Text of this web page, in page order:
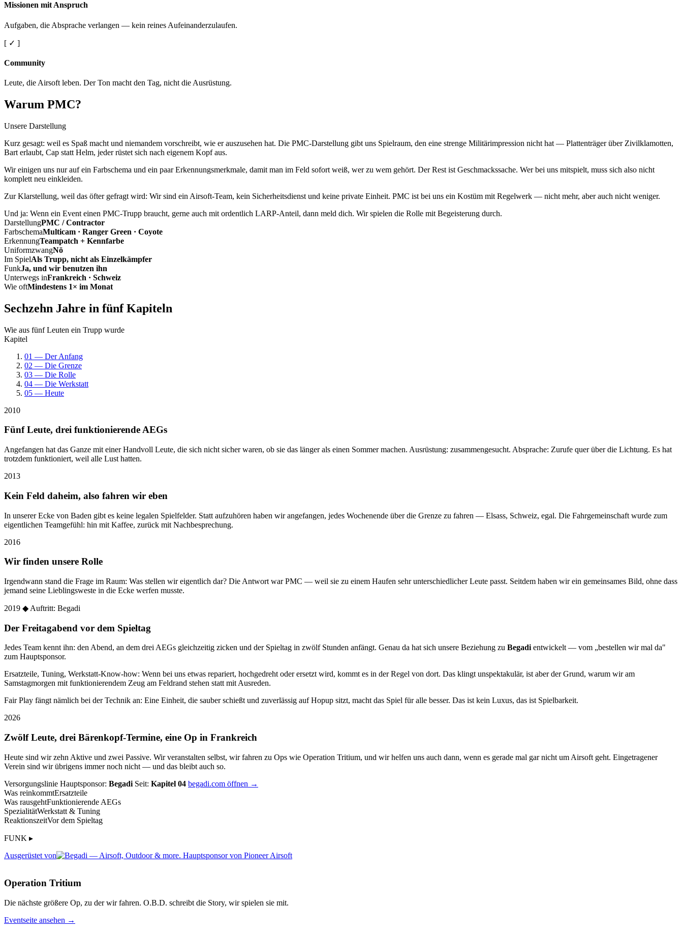
Missionen mit Anspruch
Aufgaben, die Absprache verlangen — kein reines Aufeinanderzulaufen.
[ ✓ ]
Community
Leute, die Airsoft leben. Der Ton macht den Tag, nicht die Ausrüstung.
Warum PMC?
Unsere Darstellung
Kurz gesagt: weil es Spaß macht und niemandem vorschreibt, wie er auszusehen hat. Die PMC-Darstellung gibt uns Spielraum, den eine strenge Militärimpression nicht hat — Plattenträger über Zivilklamotten,
Bart erlaubt, Cap statt Helm, jeder rüstet sich nach eigenem Kopf aus.
Wir einigen uns nur auf ein Farbschema und ein paar Erkennungsmerkmale, damit man im Feld sofort weiß, wer zu wem gehört. Der Rest ist Geschmackssache. Wer bei uns mitspielt, muss sich also nicht
komplett neu einkleiden.
Zur Klarstellung, weil das öfter gefragt wird: Wir sind ein Airsoft-Team, kein Sicherheitsdienst und keine private Einheit. PMC ist bei uns ein Kostüm mit Regelwerk — nicht mehr, aber auch nicht weniger.
Und ja: Wenn ein Event einen PMC-Trupp braucht, gerne auch mit ordentlich LARP-Anteil, dann meld dich. Wir spielen die Rolle mit Begeisterung durch.
DarstellungPMC / Contractor
FarbschemaMulticam · Ranger Green · Coyote
ErkennungTeampatch + Kennfarbe
UniformzwangNö
Im SpielAls Trupp, nicht als Einzelkämpfer
FunkJa, und wir benutzen ihn
Unterwegs inFrankreich · Schweiz
Wie oftMindestens 1× im Monat
Sechzehn Jahre in fünf Kapiteln
Wie aus fünf Leuten ein Trupp wurde
Kapitel
01 — Der Anfang
02 — Die Grenze
03 — Die Rolle
04 — Die Werkstatt
05 — Heute
2010
Fünf Leute, drei funktionierende AEGs
Angefangen hat das Ganze mit einer Handvoll Leute, die sich nicht sicher waren, ob sie das länger als einen Sommer machen. Ausrüstung: zusammengesucht. Absprache: Zurufe quer über die Lichtung. Es hat
trotzdem funktioniert, weil alle Lust hatten.
2013
Kein Feld daheim, also fahren wir eben
In unserer Ecke von Baden gibt es keine legalen Spielfelder. Statt aufzuhören haben wir angefangen, jedes Wochenende über die Grenze zu fahren — Elsass, Schweiz, egal. Die Fahrgemeinschaft wurde zum
eigentlichen Teamgefühl: hin mit Kaffee, zurück mit Nachbesprechung.
2016
Wir finden unsere Rolle
Irgendwann stand die Frage im Raum: Was stellen wir eigentlich dar? Die Antwort war PMC — weil sie zu einem Haufen sehr unterschiedlicher Leute passt. Seitdem haben wir ein gemeinsames Bild, ohne dass
jemand seine Lieblingsweste in die Ecke werfen musste.
2019 ◆ Auftritt: Begadi
Der Freitagabend vor dem Spieltag
Jedes Team kennt ihn: den Abend, an dem drei AEGs gleichzeitig zicken und der Spieltag in zwölf Stunden anfängt. Genau da hat sich unsere Beziehung zu Begadientwickelt — vom „bestellen wir mal da"
zum Hauptsponsor.
Ersatzteile, Tuning, Werkstatt-Know-how: Wenn bei uns etwas repariert, hochgedreht oder ersetzt wird, kommt es in der Regel von dort. Das klingt unspektakulär, ist aber der Grund, warum wir am
Samstagmorgen mit funktionierendem Zeug am Feldrand stehen statt mit Ausreden.
Fair Play fängt nämlich bei der Technik an: Eine Einheit, die sauber schießt und zuverlässig auf Hopup sitzt, macht das Spiel für alle besser. Das ist kein Luxus, das ist Spielbarkeit.
2026
Zwölf Leute, drei Bärenkopf-Termine, eine Op in Frankreich
Heute sind wir zehn Aktive und zwei Passive. Wir veranstalten selbst, wir fahren zu Ops wie Operation Tritium, und wir helfen uns auch dann, wenn es gerade mal gar nicht um Airsoft geht. Eingetragener
Verein sind wir übrigens immer noch nicht — und das bleibt auch so.
Versorgungslinie Hauptsponsor: Begadi Seit: Kapitel 04 begadi.com öffnen →
Was reinkommtErsatzteile
Was rausgehtFunktionierende AEGs
SpezialitätWerkstatt & Tuning
ReaktionszeitVor dem Spieltag
FUNK ▸
Ausgerüstet von
Operation Tritium
Die nächste größere Op, zu der wir fahren. O.B.D. schreibt die Story, wir spielen sie mit.
Eventseite ansehen →